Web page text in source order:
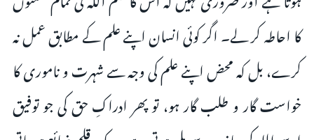
کا احاطہ کر لے۔ اگر کوئی انسان اپنے علم کے مطابق عمل نہ
کرے، بل کہ محض اپنے علم کی وجہ سے شہرت و ناموری کا
خواست گار و طلب گار ہو، تو پھر ادراکِ حق کی جو توفیق